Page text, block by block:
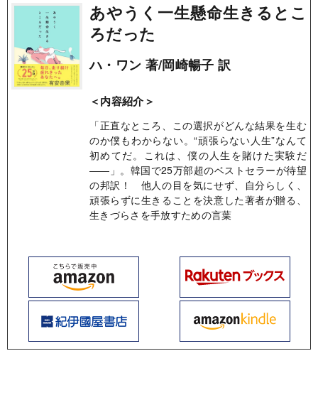
あやうく一生懸命生きるとこ
ろだった
ハ・ワン 著/岡崎暢子 訳
＜内容紹介＞
「正直なところ、この選択がどんな結果を生む
のか僕もわからない。“頑張らない人生”なんて
初めてだ。これは、僕の人生を賭けた実験だ
――」。韓国で25万部超のベストセラーが待望
の邦訳！ 他人の目を気にせず、自分らしく、
頑張らずに生きることを決意した著者が贈る、
生きづらさを手放すための言葉